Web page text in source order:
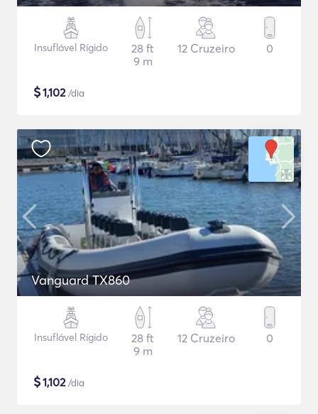
Insuflável Rígido
28 ft
9 m
12 Cruzeiro 0
$1,102/dia
Vanguard TX860
Insuflável Rígido
28 ft
9 m
12 Cruzeiro 0
$1,102/dia